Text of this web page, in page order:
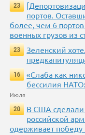
23
портов.
более, чем 6
военных грузов из
23
Зеленский
16
«Слаба как
бессилия
Июля
20
В США сделали
российской
одерживает победу